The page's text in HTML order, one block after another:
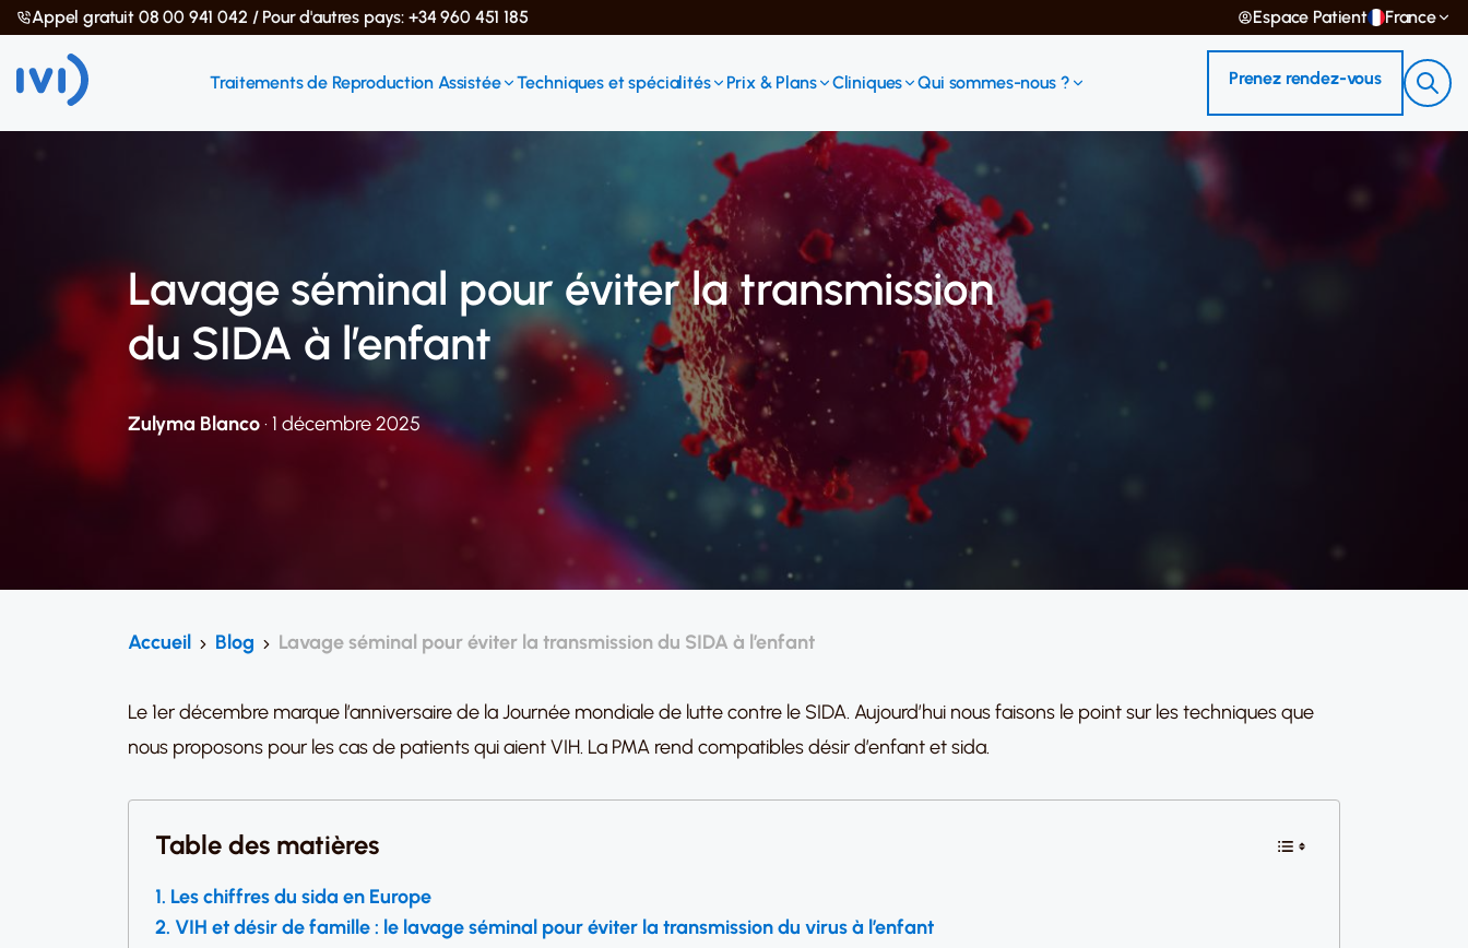
Appel gratuit 08 00 941 042 / Pour d'autres pays: +34 960 451 185 Espace Patient France
Traitements de Reproduction Assistée Techniques et spécialités Prix & Plans Cliniques Qui sommes-nous ? Prenez rendez-vous
Lavage séminal pour éviter la transmission
du SIDA à l’enfant
Zulyma Blanco· 1 décembre 2025
Accueil Blog Lavage séminal pour éviter la transmission du SIDA à l’enfant
Le 1er décembre marque l’anniversaire de la Journée mondiale de lutte contre le SIDA. Aujourd’hui nous faisons le point sur les techniques que
nous proposons pour les cas de patients qui aient VIH. La PMA rend compatibles désir d’enfant et sida.
Table des matières
Les chiffres du sida en Europe
VIH et désir de famille : le lavage séminal pour éviter la transmission du virus à l’enfant